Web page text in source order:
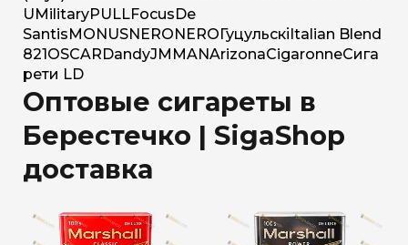
U MilitaryPULLFocus De
Santis MONUSNERO NERO Гуцульскі Italian Blend
821 OSCAR DandyJM MANArizonaCigaronneСига
рети LD
Оптовые сигареты в
Берестечко | SigaShop
доставка